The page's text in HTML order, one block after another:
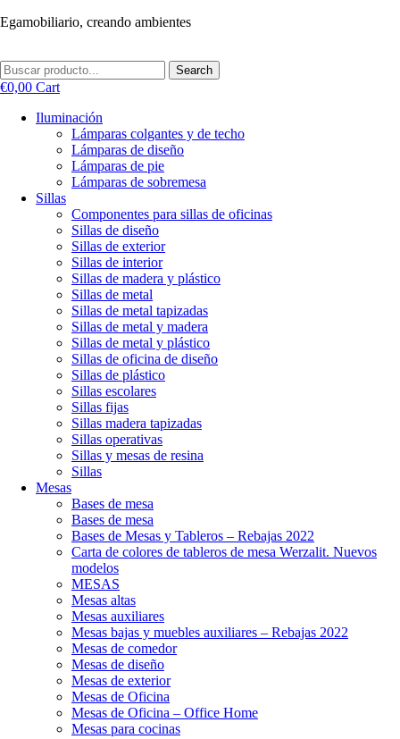
Ir
Egamobiliario, creando ambientes
Search
€0,00 Cart
Iluminación
Lámparas colgantes y de techo
Lámparas de diseño
Lámparas de pie
Lámparas de sobremesa
Sillas
Componentes para sillas de oficinas
Sillas de diseño
Sillas de exterior
Sillas de interior
Sillas de madera y plástico
Sillas de metal
Sillas de metal tapizadas
Sillas de metal y madera
Sillas de metal y plástico
Sillas de oficina de diseño
Sillas de plástico
Sillas escolares
Sillas fijas
Sillas madera tapizadas
Sillas operativas
Sillas y mesas de resina
Sillas
Mesas
Bases de mesa
Bases de mesa
Bases de Mesas y Tableros – Rebajas 2022
Carta de colores de tableros de mesa Werzalit. Nuevos
modelos
MESAS
Mesas altas
Mesas auxiliares
Mesas bajas y muebles auxiliares – Rebajas 2022
Mesas de comedor
Mesas de diseño
Mesas de exterior
Mesas de Oficina
Mesas de Oficina – Office Home
Mesas para cocinas